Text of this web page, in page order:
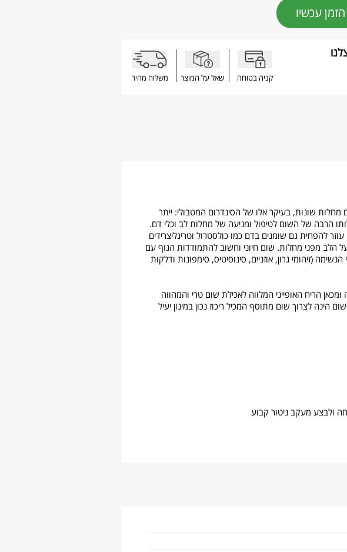
הזמן עכשיו
קניה בטוחה שאל על המוצר משלוח מהיר
שונות, בעיקר אלו של הסינדרום המטבולי: ייתר
הרבה של השום לטיפול ומניעה של מחלות לב וכלי דם.
גם שומנים בדם כמו כולסטרול וטריגליצרידים
הלב מפני מחלות. שום חיוני וחשוב להתמודדות הגוף עם
(זיהומי גרון, אוזניים, סינוסיטיס, סימפונות ודלקות
הריח האופייני המלווה לאכילת שום טרי והמהווה
לצרוך שום מתוסף המכיל ריכוז נכון במינון יעיל
ולבצע מעקב ניטור קבוע